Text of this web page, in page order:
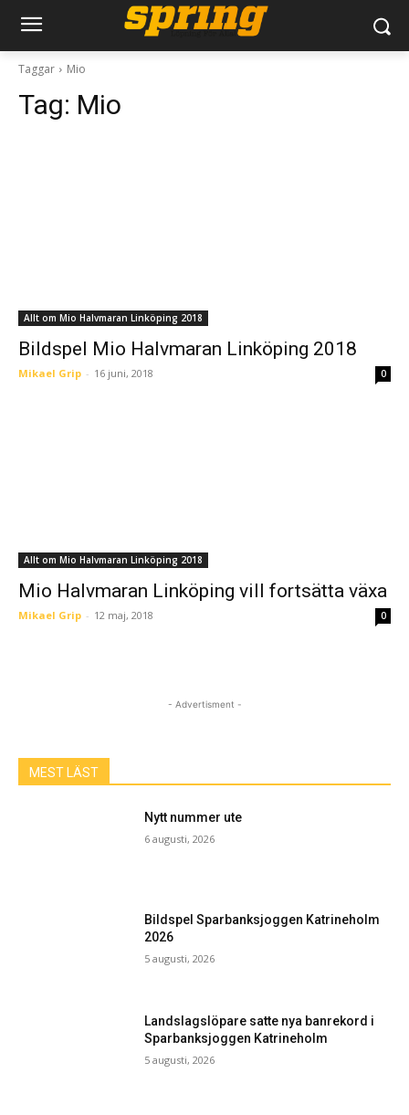
Taggar Mio
Tag: Mio
Allt om Mio Halvmaran Linköping 2018
Bildspel Mio Halvmaran Linköping 2018
Mikael Grip - 16 juni, 2018 0
Allt om Mio Halvmaran Linköping 2018
Mio Halvmaran Linköping vill fortsätta växa
Mikael Grip - 12 maj, 2018 0
- Advertisment -
MEST LÄST
Nytt nummer ute
6 augusti, 2026
Bildspel Sparbanksjoggen Katrineholm
2026
5 augusti, 2026
Landslagslöpare satte nya banrekord i
Sparbanksjoggen Katrineholm
5 augusti, 2026